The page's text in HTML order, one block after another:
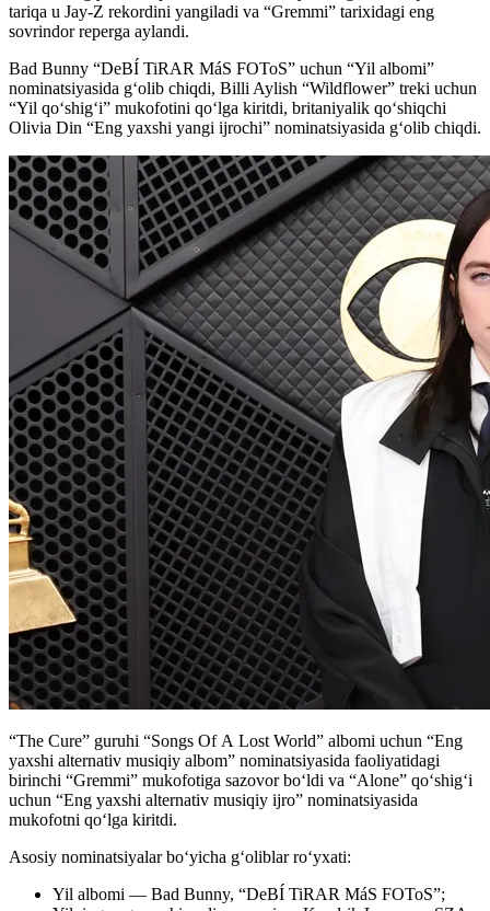
tariqa u Jay-Z rekordini yangiladi va “Gremmi” tarixidagi eng
sovrindor reperga aylandi.
Bad Bunny “DeBÍ TiRAR MáS FOToS” uchun “Yil albomi”
nominatsiyasida g‘olib chiqdi, Billi Aylish “Wildflower” treki uchun
“Yil qo‘shig‘i” mukofotini qoʻlga kiritdi, britaniyalik qo‘shiqchi
Olivia Din “Eng yaxshi yangi ijrochi” nominatsiyasida g‘olib chiqdi.
“The Cure” guruhi “Songs Of A Lost World” albomi uchun “Eng
yaxshi alternativ musiqiy albom” nominatsiyasida faoliyatidagi
birinchi “Gremmi” mukofotiga sazovor bo‘ldi va “Alone” qo‘shig‘i
uchun “Eng yaxshi alternativ musiqiy ijro” nominatsiyasida
mukofotni qo‘lga kiritdi.
Asosiy nominatsiyalar boʻyicha g‘oliblar ro‘yxati:
Yil albomi — Bad Bunny, “DeBÍ TiRAR MáS FOToS”;